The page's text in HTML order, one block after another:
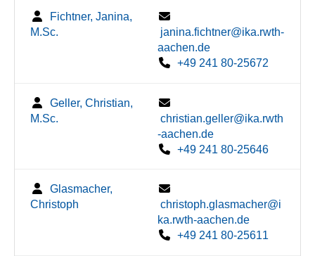
Fichtner, Janina,
M.Sc.
janina.fichtner@ika.rwth-
aachen.de
+49 241 80-25672
Geller, Christian,
M.Sc.
christian.geller@ika.rwth
-aachen.de
+49 241 80-25646
Glasmacher,
Christoph
christoph.glasmacher@i
ka.rwth-aachen.de
+49 241 80-25611